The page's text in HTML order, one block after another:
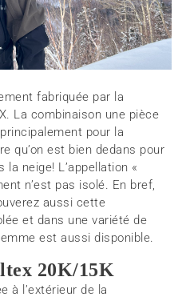
fabriquée par la
La combinaison une pièce
pour la
qu’on est bien dedans pour
neige! L’appellation «
n’est pas isolé. En bref,
aussi cette
et dans une variété de
est aussi disponible.
20K/15K
à l’extérieur de la